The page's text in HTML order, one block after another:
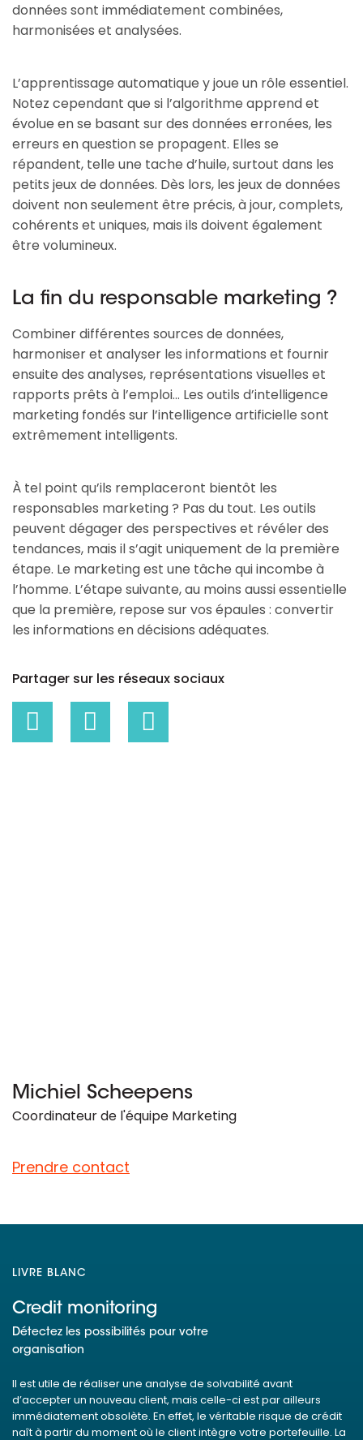
données sont immédiatement combinées,
harmonisées et analysées.
L’apprentissage automatique y joue un rôle essentiel.
Notez cependant que si l’algorithme apprend et
évolue en se basant sur des données erronées, les
erreurs en question se propagent. Elles se
répandent, telle une tache d’huile, surtout dans les
petits jeux de données. Dès lors, les jeux de données
doivent non seulement être précis, à jour, complets,
cohérents et uniques, mais ils doivent également
être volumineux.
La fin du responsable marketing ?
Combiner différentes sources de données,
harmoniser et analyser les informations et fournir
ensuite des analyses, représentations visuelles et
rapports prêts à l’emploi... Les outils d’intelligence
marketing fondés sur l’intelligence artificielle sont
extrêmement intelligents.
À tel point qu’ils remplaceront bientôt les
responsables marketing ? Pas du tout. Les outils
peuvent dégager des perspectives et révéler des
tendances, mais il s’agit uniquement de la première
étape. Le marketing est une tâche qui incombe à
l’homme. L’étape suivante, au moins aussi essentielle
que la première, repose sur vos épaules : convertir
les informations en décisions adéquates.
Partager sur les réseaux sociaux
Michiel Scheepens
Coordinateur de l'équipe Marketing
Prendre contact
LIVRE BLANC
Credit monitoring
Détectez les possibilités pour votre
organisation
Il est utile de réaliser une analyse de solvabilité avant
d’accepter un nouveau client, mais celle-ci est par ailleurs
immédiatement obsolète. En effet, le véritable risque de crédit
naît à partir du moment où le client intègre votre portefeuille. La